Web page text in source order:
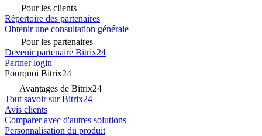
Pour les clients
Répertoire des partenaires
Obtenir une consultation générale
Pour les partenaires
Devenir partenaire Bitrix24
Partner login
Pourquoi Bitrix24
Avantages de Bitrix24
Tout savoir sur Bitrix24
Avis clients
Comparer avec d'autres solutions
Personnalisation du produit